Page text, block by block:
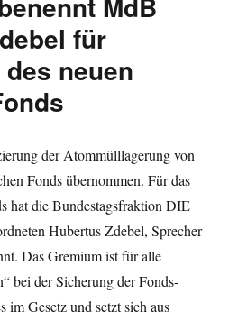
für
neuen
der Atommülllagerung von
Fonds übernommen. Für das
hat die Bundestagsfraktion DIE
Hubertus Zdebel, Sprecher
Das Gremium ist für alle
bei der Sicherung der Fonds-
im Gesetz und setzt sich aus